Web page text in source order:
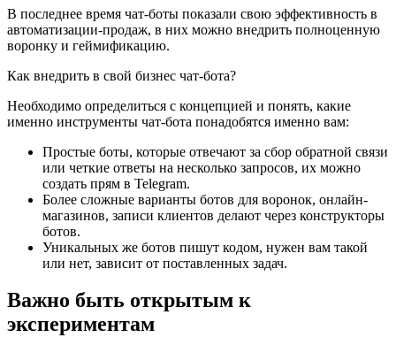
В последнее время чат-боты показали свою эффективность в
автоматизации-продаж, в них можно внедрить полноценную
воронку и геймификацию.
Как внедрить в свой бизнес чат-бота?
Необходимо определиться с концепцией и понять, какие
именно инструменты чат-бота понадобятся именно вам:
Простые боты, которые отвечают за сбор обратной связи
или четкие ответы на несколько запросов, их можно
создать прям в Telegram.
Более сложные варианты ботов для воронок, онлайн-
магазинов, записи клиентов делают через конструкторы
ботов.
Уникальных же ботов пишут кодом, нужен вам такой
или нет, зависит от поставленных задач.
Важно быть открытым к
экспериментам